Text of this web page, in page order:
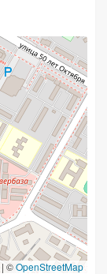
| ©OpenStreetMap